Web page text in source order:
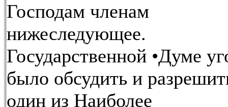
Господам членам
нижеследующее.
Государственной •Думе
было обсудить и
один из Наиболее